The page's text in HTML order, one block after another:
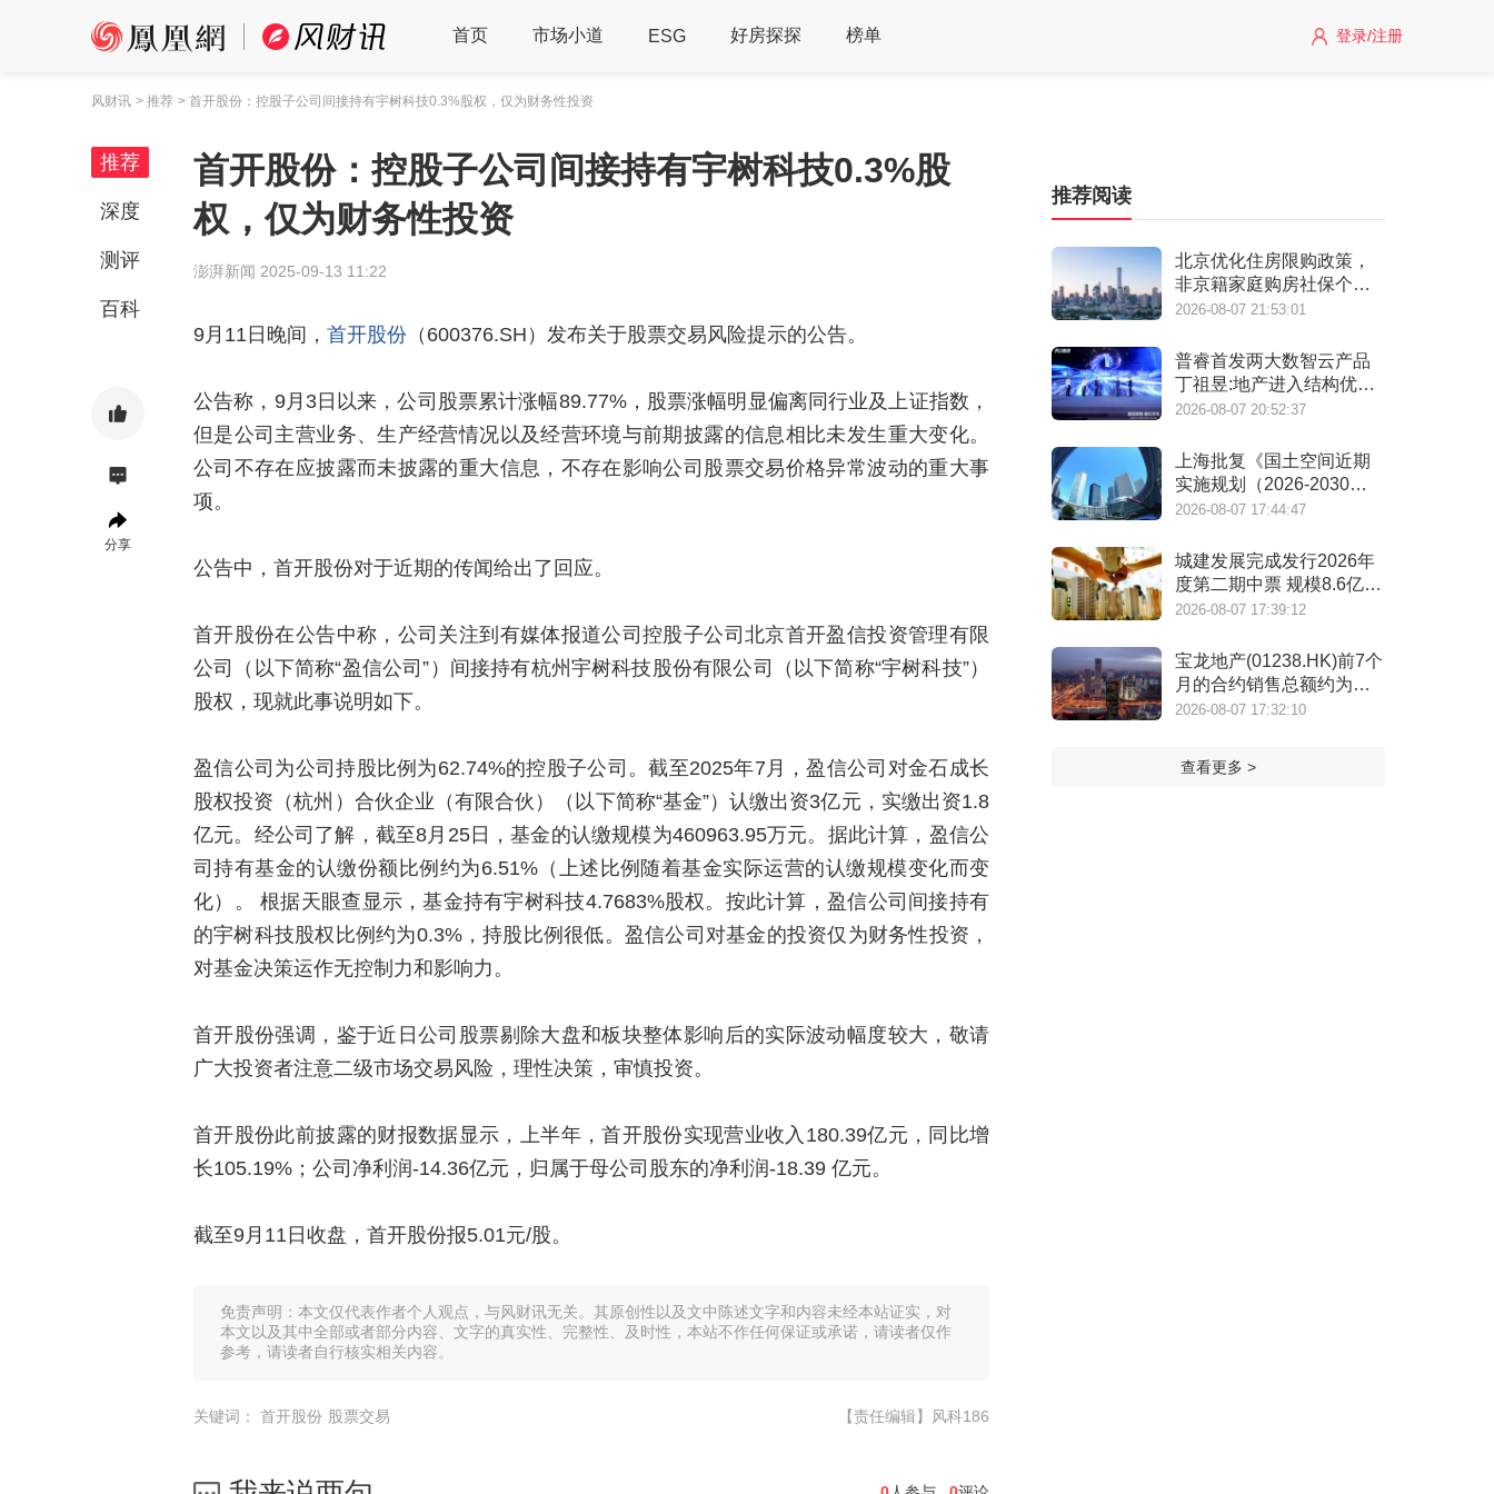
首页 市场小道 ESG 好房探探 榜单 登录/注册
风财讯 > 推荐 > 首开股份：控股子公司间接持有宇树科技0.3%股权，仅为财务性投资
推荐
深度
测评
百科
分享
首开股份：控股子公司间接持有宇树科技0.3%股
权，仅为财务性投资
澎湃新闻 2025-09-13 11:22
9月11日晚间， 首开股份 （600376.SH）发布关于股票交易风险提示的公告。
公告称，9月3日以来，公司股票累计涨幅89.77%，股票涨幅明显偏离同行业及上证指数，
但是公司主营业务、生产经营情况以及经营环境与前期披露的信息相比未发生重大变化。
公司不存在应披露而未披露的重大信息，不存在影响公司股票交易价格异常波动的重大事
项。
公告中，首开股份对于近期的传闻给出了回应。
首开股份在公告中称，公司关注到有媒体报道公司控股子公司北京首开盈信投资管理有限
公司（以下简称“盈信公司”）间接持有杭州宇树科技股份有限公司（以下简称“宇树科技”）
股权，现就此事说明如下。
盈信公司为公司持股比例为62.74%的控股子公司。截至2025年7月，盈信公司对金石成长
股权投资（杭州）合伙企业（有限合伙）（以下简称“基金”）认缴出资3亿元，实缴出资1.8
亿元。经公司了解，截至8月25日，基金的认缴规模为460963.95万元。据此计算，盈信公
司持有基金的认缴份额比例约为6.51%（上述比例随着基金实际运营的认缴规模变化而变
化）。 根据天眼查显示，基金持有宇树科技4.7683%股权。按此计算，盈信公司间接持有
的宇树科技股权比例约为0.3%，持股比例很低。盈信公司对基金的投资仅为财务性投资，
对基金决策运作无控制力和影响力。
首开股份强调，鉴于近日公司股票剔除大盘和板块整体影响后的实际波动幅度较大，敬请
广大投资者注意二级市场交易风险，理性决策，审慎投资。
首开股份此前披露的财报数据显示，上半年，首开股份实现营业收入180.39亿元，同比增
长105.19%；公司净利润-14.36亿元，归属于母公司股东的净利润-18.39 亿元。
截至9月11日收盘，首开股份报5.01元/股。
免责声明：本文仅代表作者个人观点，与风财讯无关。其原创性以及文中陈述文字和内容未经本站证实，对
本文以及其中全部或者部分内容、文字的真实性、完整性、及时性，本站不作任何保证或承诺，请读者仅作
参考，请读者自行核实相关内容。
关键词： 首开股份 股票交易 【责任编辑】风科186
推荐阅读
北京优化住房限购政策，
非京籍家庭购房社保个税
缴纳年限下调为一年
2026-08-07 21:53:01
普睿首发两大数智云产品
丁祖昱:地产进入结构优化
阶段
2026-08-07 20:52:37
上海批复《国土空间近期
实施规划（2026-2030
年）》
2026-08-07 17:44:47
城建发展完成发行2026年
度第二期中票 规模8.6亿元
利率2.14%
2026-08-07 17:39:12
宝龙地产(01238.HK)前7个
月的合约销售总额约为
39.7亿元 同比减少7.78%
2026-08-07 17:32:10
查看更多 >